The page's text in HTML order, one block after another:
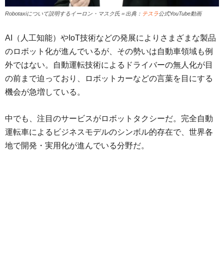
Robotaxiについて説明するイーロン・マスク氏＝出典： テスラ公式YouTube動画
AI（人工知能）やIoT技術などの発展によりさまざまな製品
のロボット化が進んでいるが、その勢いは自動車領域も例
外ではない。自動運転技術によるドライバーの無人化が目
の前まで迫っており、ロボットカーなどの言葉を目にする
機会が急増している。
中でも、注目のサービスがロボットタクシーだ。完全自動
運転車によるビジネスモデルのシンボル的存在で、世界各
地で開発・実用化が進んでいる分野だ。